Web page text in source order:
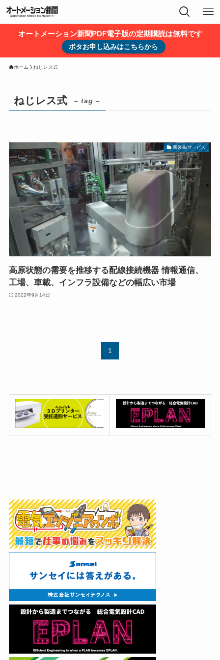
オートメーション新聞PDF電子版の定期購読は無料です
ボタお申し込みはこちらから
ホーム ねじレス式
ねじレス式 – tag –
新製品/サービス
高原状態の需要を推移する配線接続機器 情報通信、
工場、車載、インフラ設備などの幅広い市場
2022年9月14日
1